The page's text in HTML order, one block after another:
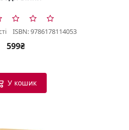
ISBN: 9786178114053
599₴
У кошик